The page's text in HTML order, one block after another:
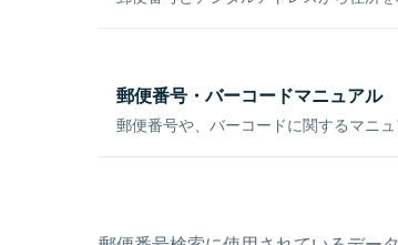
郵便番号・バーコードマニュアル
郵便番号や、バーコードに関するマニュ